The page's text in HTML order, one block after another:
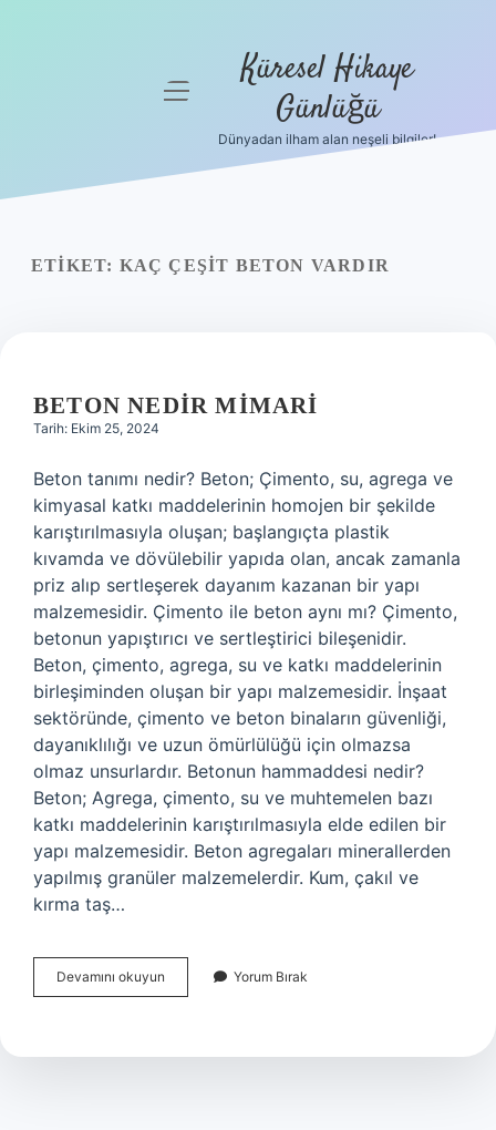
menüyü
Küresel Hikaye
Günlüğü
Dünyadan ilham alan neşeli bilgiler!
ETIKET: KAÇ ÇEŞIT BETON VARDIR
BETON NEDIR MIMARI
Tarih: Ekim 25, 2024
Beton tanımı nedir? Beton; Çimento, su, agrega ve
kimyasal katkı maddelerinin homojen bir şekilde
karıştırılmasıyla oluşan; başlangıçta plastik
kıvamda ve dövülebilir yapıda olan, ancak zamanla
priz alıp sertleşerek dayanım kazanan bir yapı
malzemesidir. Çimento ile beton aynı mı? Çimento,
betonun yapıştırıcı ve sertleştirici bileşenidir.
Beton, çimento, agrega, su ve katkı maddelerinin
birleşiminden oluşan bir yapı malzemesidir. İnşaat
sektöründe, çimento ve beton binaların güvenliği,
dayanıklılığı ve uzun ömürlülüğü için olmazsa
olmaz unsurlardır. Betonun hammaddesi nedir?
Beton; Agrega, çimento, su ve muhtemelen bazı
katkı maddelerinin karıştırılmasıyla elde edilen bir
yapı malzemesidir. Beton agregaları minerallerden
yapılmış granüler malzemelerdir. Kum, çakıl ve
kırma taş…
Devamını okuyun
Nedir
Yorum Bırak